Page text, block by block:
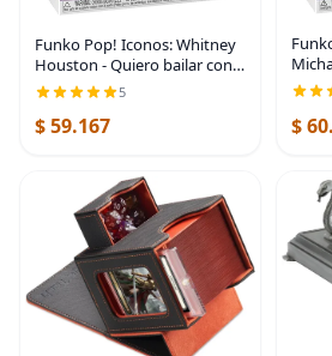
Funko Pop! Iconos: Whitney
Houston - Quiero bailar con
alguien
5
$ 59.167
vinilo
$